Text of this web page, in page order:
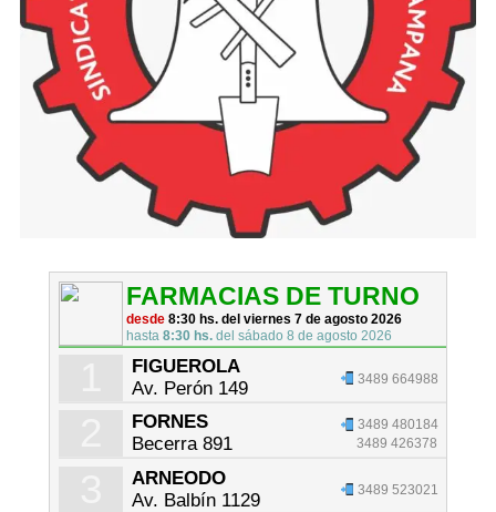
FARMACIAS DE TURNO
desde8:30 hs. del viernes 7 de agosto 2026
hasta8:30 hs. del sábado 8 de agosto 2026
FIGUEROLA
Av. Perón 149
3489 664988
FORNES
Becerra 891
3489 480184
3489 426378
ARNEODO
Av. Balbín 1129
3489 523021